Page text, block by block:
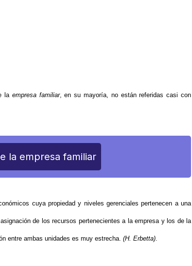
la empresa familiar, en su mayoría, no están referidas casi con
la empresa familiar
cuya propiedad y niveles gerenciales pertenecen a una
de los recursos pertenecientes a la empresa y los de la
entre ambas unidades es muy estrecha. (H. Erbetta).